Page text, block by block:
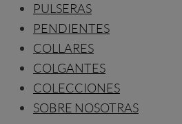
PULSERAS
PENDIENTES
COLLARES
COLGANTES
COLECCIONES
SOBRE NOSOTRAS